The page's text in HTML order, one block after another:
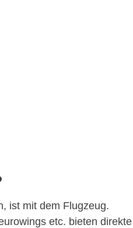
ist mit dem Flugzeug.
etc. bieten direkte